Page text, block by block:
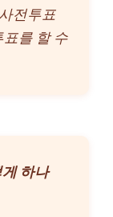
전투표
를 할 수
하나